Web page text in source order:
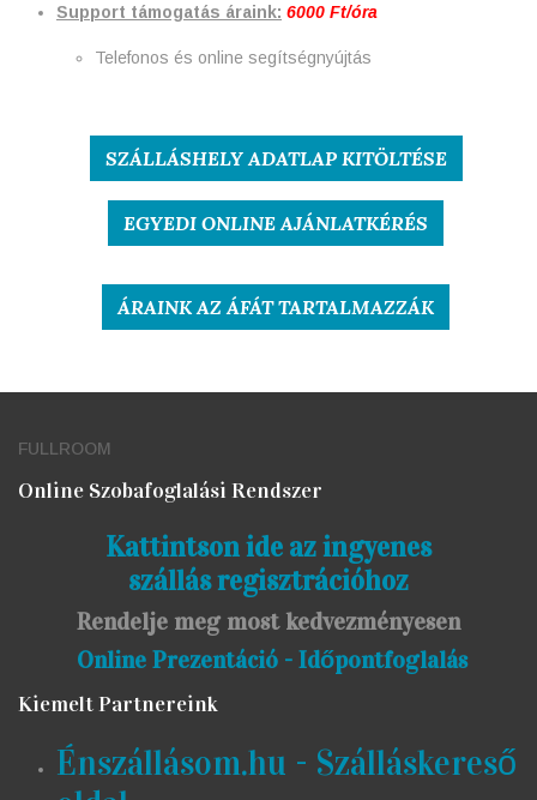
Support támogatás áraink: 6000 Ft/óra
Telefonos és online segítségnyújtás
SZÁLLÁSHELY ADATLAP KITÖLTÉSE
EGYEDI ONLINE AJÁNLATKÉRÉS
ÁRAINK AZ ÁFÁT TARTALMAZZÁK
FULLROOM
Online Szobafoglalási Rendszer
Kattintson ide az ingyenes
szállás regisztrációhoz
Rendelje meg most kedvezményesen
Online Prezentáció - Időpontfoglalás
Kiemelt Partnereink
Énszállásom.hu - Szálláskereső